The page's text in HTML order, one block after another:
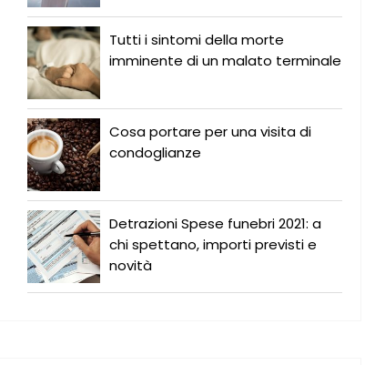
Tutti i sintomi della morte
imminente di un malato terminale
Cosa portare per una visita di
condoglianze
Detrazioni Spese funebri 2021: a
chi spettano, importi previsti e
novità